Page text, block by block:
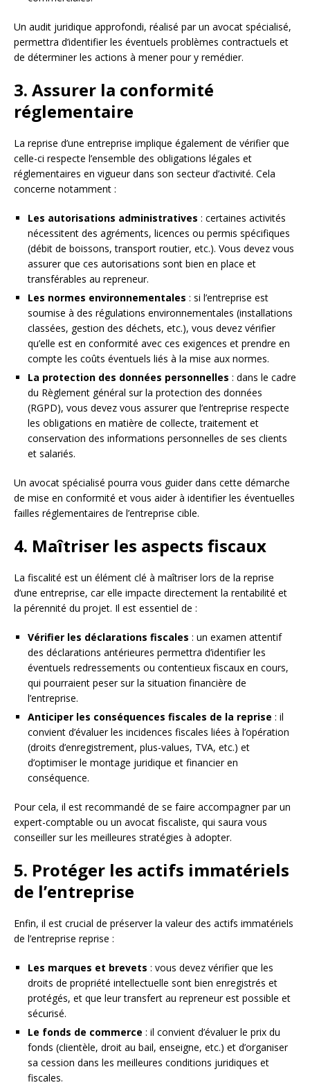
Un audit juridique approfondi, réalisé par un avocat spécialisé,
permettra d’identifier les éventuels problèmes contractuels et
de déterminer les actions à mener pour y remédier.
3. Assurer la conformité
réglementaire
La reprise d’une entreprise implique également de vérifier que
celle-ci respecte l’ensemble des obligations légales et
réglementaires en vigueur dans son secteur d’activité. Cela
concerne notamment :
Les autorisations administratives : certaines activités
nécessitent des agréments, licences ou permis spécifiques
(débit de boissons, transport routier, etc.). Vous devez vous
assurer que ces autorisations sont bien en place et
transférables au repreneur.
Les normes environnementales : si l’entreprise est
soumise à des régulations environnementales (installations
classées, gestion des déchets, etc.), vous devez vérifier
qu’elle est en conformité avec ces exigences et prendre en
compte les coûts éventuels liés à la mise aux normes.
La protection des données personnelles : dans le cadre
du Règlement général sur la protection des données
(RGPD), vous devez vous assurer que l’entreprise respecte
les obligations en matière de collecte, traitement et
conservation des informations personnelles de ses clients
et salariés.
Un avocat spécialisé pourra vous guider dans cette démarche
de mise en conformité et vous aider à identifier les éventuelles
failles réglementaires de l’entreprise cible.
4. Maîtriser les aspects fiscaux
La fiscalité est un élément clé à maîtriser lors de la reprise
d’une entreprise, car elle impacte directement la rentabilité et
la pérennité du projet. Il est essentiel de :
Vérifier les déclarations fiscales : un examen attentif
des déclarations antérieures permettra d’identifier les
éventuels redressements ou contentieux fiscaux en cours,
qui pourraient peser sur la situation financière de
l’entreprise.
Anticiper les conséquences fiscales de la reprise : il
convient d’évaluer les incidences fiscales liées à l’opération
(droits d’enregistrement, plus-values, TVA, etc.) et
d’optimiser le montage juridique et financier en
conséquence.
Pour cela, il est recommandé de se faire accompagner par un
expert-comptable ou un avocat fiscaliste, qui saura vous
conseiller sur les meilleures stratégies à adopter.
5. Protéger les actifs immatériels
de l’entreprise
Enfin, il est crucial de préserver la valeur des actifs immatériels
de l’entreprise reprise :
Les marques et brevets : vous devez vérifier que les
droits de propriété intellectuelle sont bien enregistrés et
protégés, et que leur transfert au repreneur est possible et
sécurisé.
Le fonds de commerce : il convient d’évaluer le prix du
fonds (clientèle, droit au bail, enseigne, etc.) et d’organiser
sa cession dans les meilleures conditions juridiques et
fiscales.